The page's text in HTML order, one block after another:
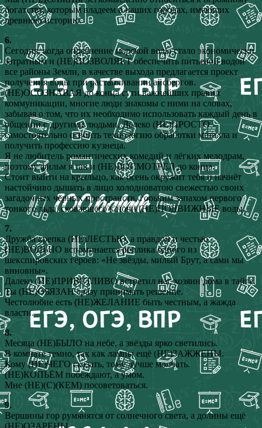
богатству, которым владеем в наших городах, имеющих
древнюю историю.
6.
Сегодня, когда опреснение морской воды стало экономически
затратным и (НЕ)ПОЗВОЛЯЕТ обеспечить питьевой водой
все районы Земли, в качестве выхода предлагается проект
получения воды при растапливании айсбергов.
(НЕ)ОСОЗНАВАЯ до конца сути важнейших правил
коммуникации, многие люди знакомы с ними на словах,
забывая о том, что их необходимо использовать каждый день в
общении с другими людьми. Далеко (НЕ)ПРОСТО
самостоятельно освоить технологию обработки металла и
получить профессию кузнеца.
Я не любитель романтических комедий и лёгких мелодрам,
поэтому фильм я так и (НЕ)ДОСМОТРЕЛ до конца.
Стоит выйти на крыльцо, как осень окружит тебя и начнёт
настойчиво дышать в лицо холодноватою свежестью своих
загадочных чёрных пространств, горьким запахом первого
тонкого льда, сковавшего к ночи (НЕ)ПОДВИЖНЫЕ воды.
7.
Дружба крепка (НЕ)ЛЕСТЬЮ, а правдой и честью.
(НЕ)ВОЛЬНО вспоминается реплика одного из
шекспировских героев: «Не звёзды, милый Брут, а сами мы
виновны».
Далеко (НЕ)ПРИВЕТЛИВО встретил нас хозяин дома в тайге.
Ты (НЕ)ОБЯЗАН сразу принимать решение.
Честолюбие есть (НЕ)ЖЕЛАНИЕ быть честным, а жажда
власти.
8.
Месяца (НЕ)БЫЛО на небе, а звёзды ярко светились.
В комнате темно, так как лампы ещё (НЕ)ЗАЖЖЕНЫ.
Кому (НЕ)ЧЕГО сказать, тому лучше молчать.
(НЕ)КОПЬЁМ побеждают, а умом.
Мне (НЕ)(С)(КЕМ) посоветоваться.
9.
Вершины гор румянятся от солнечного света, а долины ещё
(НЕ)ОЗАРЕНЫ.